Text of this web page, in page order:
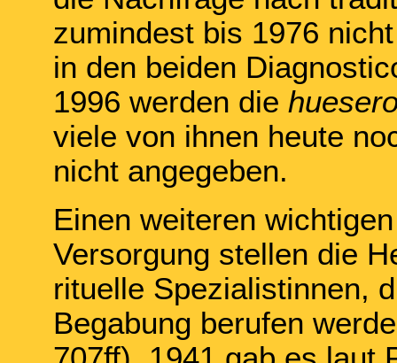
zumindest bis 1976
in den beiden
1996 werden die
viele von ihnen heute
nicht angegeben.
Einen weiteren
Versorgung stellen die
rituelle Spezialistinnen,
Begabung berufen